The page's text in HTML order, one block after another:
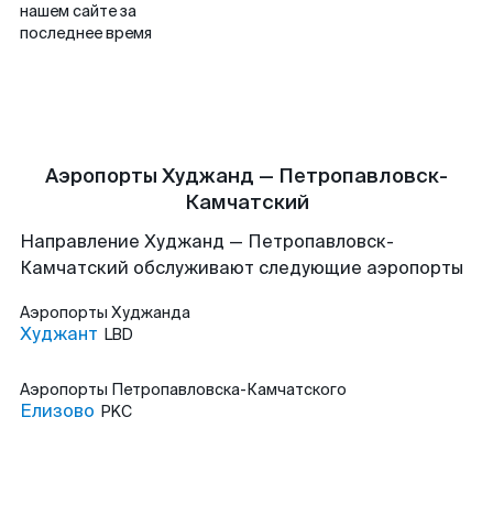
нашем сайте за
последнее время
Аэропорты Худжанд — Петропавловск-
Камчатский
Направление Худжанд — Петропавловск-
Камчатский обслуживают следующие аэропорты
Аэропорты Худжанда
Худжант LBD
Аэропорты Петропавловска-Камчатского
Елизово PKC